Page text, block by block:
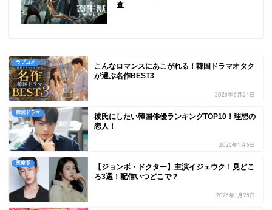
査
ラブコメ
こんなロマンスにあこがれる！韓国ドラマオタク
が選ぶ名作BEST3
2026年6月24日
韓国ドラマ
彼氏にしたい韓国俳優ランキングTOP10！理想の
恋人！
2026年1月6日
医療系
【ジョンボ・ドクター】主演イジェウク！見どこ
ろ3選！配信いつどこで？
2026年1月28日